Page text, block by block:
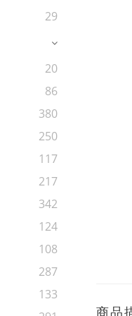
29
20
86
380
250
117
217
342
124
108
287
133
商品